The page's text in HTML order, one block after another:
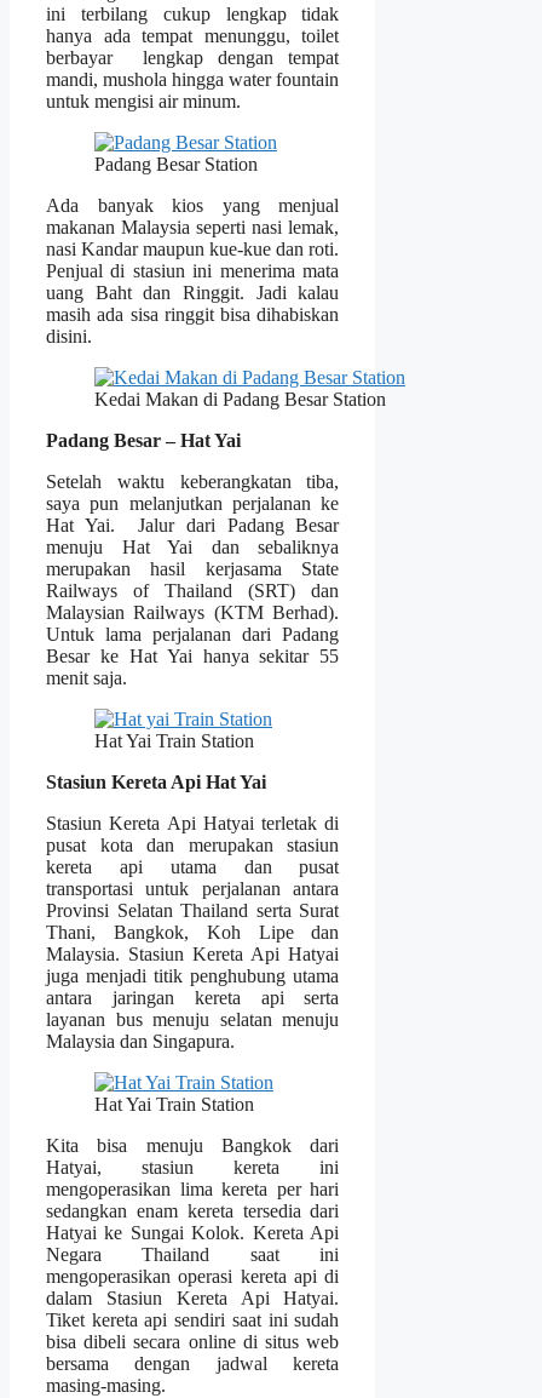
ini terbilang cukup lengkap tidak
hanya ada tempat menunggu, toilet
berbayar lengkap dengan tempat
mandi, mushola hingga water fountain
untuk mengisi air minum.
Padang Besar Station
Ada banyak kios yang menjual
makanan Malaysia seperti nasi lemak,
nasi Kandar maupun kue-kue dan roti.
Penjual di stasiun ini menerima mata
uang Baht dan Ringgit. Jadi kalau
masih ada sisa ringgit bisa dihabiskan
disini.
Kedai Makan di Padang Besar Station
Padang Besar – Hat Yai
Setelah waktu keberangkatan tiba,
saya pun melanjutkan perjalanan ke
Hat Yai. Jalur dari Padang Besar
menuju Hat Yai dan sebaliknya
merupakan hasil kerjasama State
Railways of Thailand (SRT) dan
Malaysian Railways (KTM Berhad).
Untuk lama perjalanan dari Padang
Besar ke Hat Yai hanya sekitar 55
menit saja.
Hat Yai Train Station
Stasiun Kereta Api Hat Yai
Stasiun Kereta Api Hatyai terletak di
pusat kota dan merupakan stasiun
kereta api utama dan pusat
transportasi untuk perjalanan antara
Provinsi Selatan Thailand serta Surat
Thani, Bangkok, Koh Lipe dan
Malaysia. Stasiun Kereta Api Hatyai
juga menjadi titik penghubung utama
antara jaringan kereta api serta
layanan bus menuju selatan menuju
Malaysia dan Singapura.
Hat Yai Train Station
Kita bisa menuju Bangkok dari
Hatyai, stasiun kereta ini
mengoperasikan lima kereta per hari
sedangkan enam kereta tersedia dari
Hatyai ke Sungai Kolok. Kereta Api
Negara Thailand saat ini
mengoperasikan operasi kereta api di
dalam Stasiun Kereta Api Hatyai.
Tiket kereta api sendiri saat ini sudah
bisa dibeli secara online di situs web
bersama dengan jadwal kereta
masing-masing.